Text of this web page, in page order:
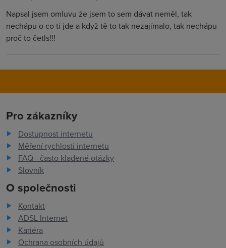
Napsal jsem omluvu že jsem to sem dávat neměl, tak
nechápu o co ti jde a když tě to tak nezajímalo, tak nechápu
proč to četls!!!
Pro zákazníky
Dostupnost internetu
Měření rychlosti internetu
FAQ - často kladené otázky
Slovník
O společnosti
Kontakt
ADSL Internet
Kariéra
Ochrana osobních údajů